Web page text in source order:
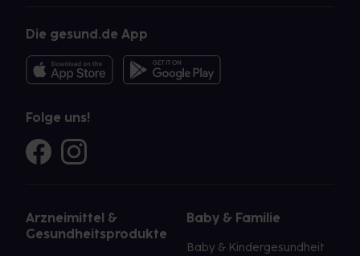
Die gesund.de App
Folge uns!
Arzneimittel &
Gesundheitsprodukte
Baby & Familie
Baby & Kindergesundheit